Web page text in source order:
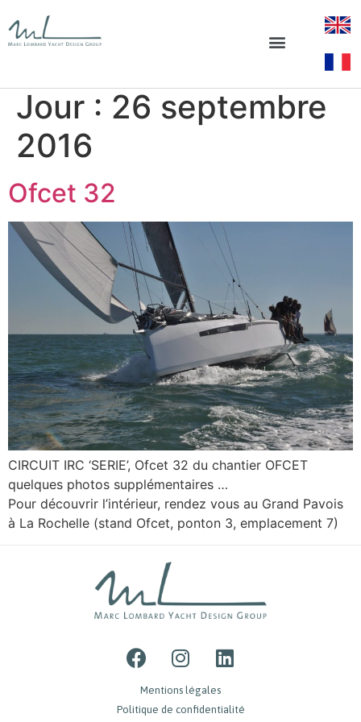
Jour : 26 septembre
2016
Ofcet 32
CIRCUIT IRC ‘SERIE’, Ofcet 32 du chantier OFCET
quelques photos supplémentaires …
Pour découvrir l’intérieur, rendez vous au Grand Pavois
à La Rochelle (stand Ofcet, ponton 3, emplacement 7)
Mentions légales
Politique de confidentialité